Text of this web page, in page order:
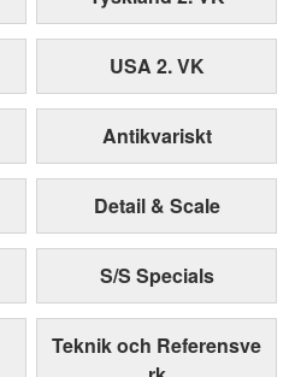
USA 2. VK
Antikvariskt
Detail & Scale
S/S Specials
Teknik och Referensve